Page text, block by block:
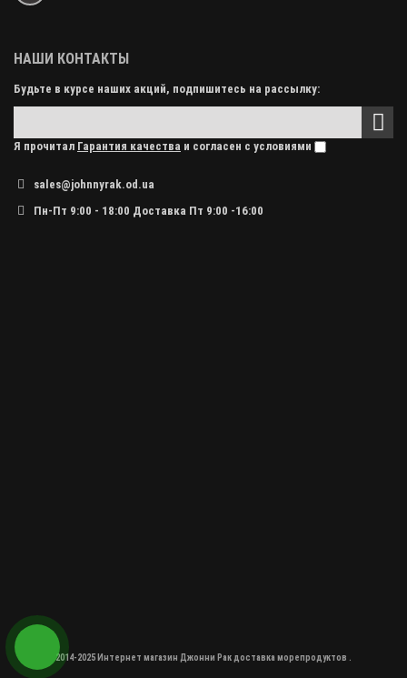
НАШИ КОНТАКТЫ
Будьте в курсе наших акций, подпишитесь на рассылку:
Я прочитал Гарантия качества и согласен с условиями
sales@johnnyrak.od.ua
Пн-Пт 9:00 - 18:00 Доставка Пт 9:00 -16:00
2014-2025 Интернет магазин Джонни Рак доставка морепродуктов .